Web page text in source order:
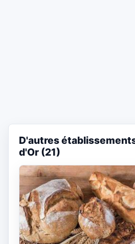
D'autres
d'Or (21)